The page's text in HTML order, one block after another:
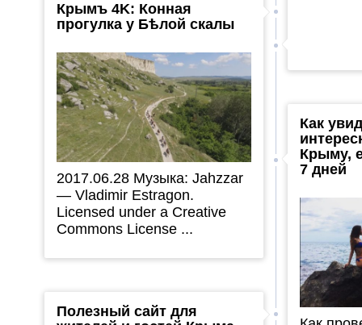
Крымъ 4K: Конная
прогулка у Бѣлой скалы
2017.06.28 Музыка: Jahzzar
— Vladimir Estragon.
Licensed under a Creative
Commons License ...
Как
Крыму,
7 дней
Полезный сайт для